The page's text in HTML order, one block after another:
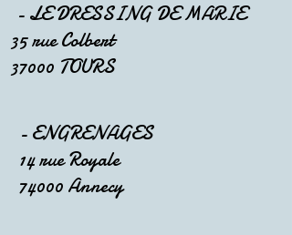
- LE DRESSING DE MARIE
35 rue Colbert
37000 TOURS
- ENGRENAGES
14 rue Royale
74000 Annecy